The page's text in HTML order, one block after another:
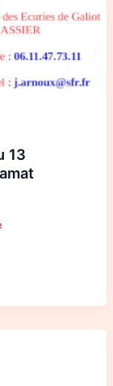
13